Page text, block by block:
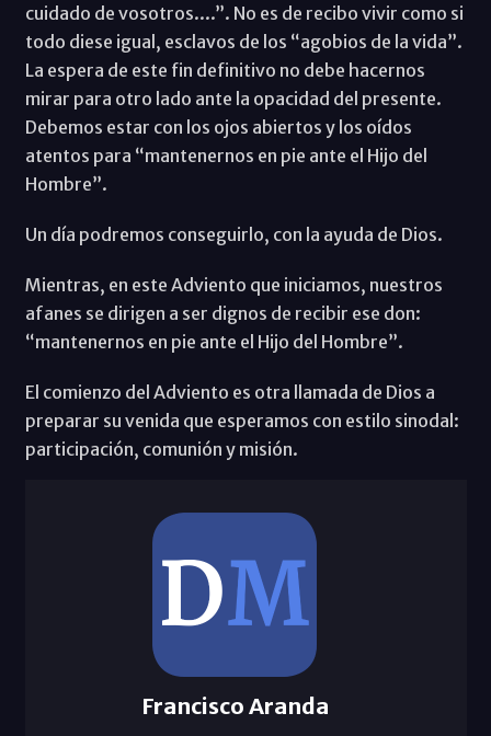
cuidado de vosotros....”. No es de recibo vivir como si
todo diese igual, esclavos de los “agobios de la vida”.
La espera de este fin definitivo no debe hacernos
mirar para otro lado ante la opacidad del presente.
Debemos estar con los ojos abiertos y los oídos
atentos para “mantenernos en pie ante el Hijo del
Hombre”.
Un día podremos conseguirlo, con la ayuda de Dios.
Mientras, en este Adviento que iniciamos, nuestros
afanes se dirigen a ser dignos de recibir ese don:
“mantenernos en pie ante el Hijo del Hombre”.
El comienzo del Adviento es otra llamada de Dios a
preparar su venida que esperamos con estilo sinodal:
participación, comunión y misión.
Francisco Aranda